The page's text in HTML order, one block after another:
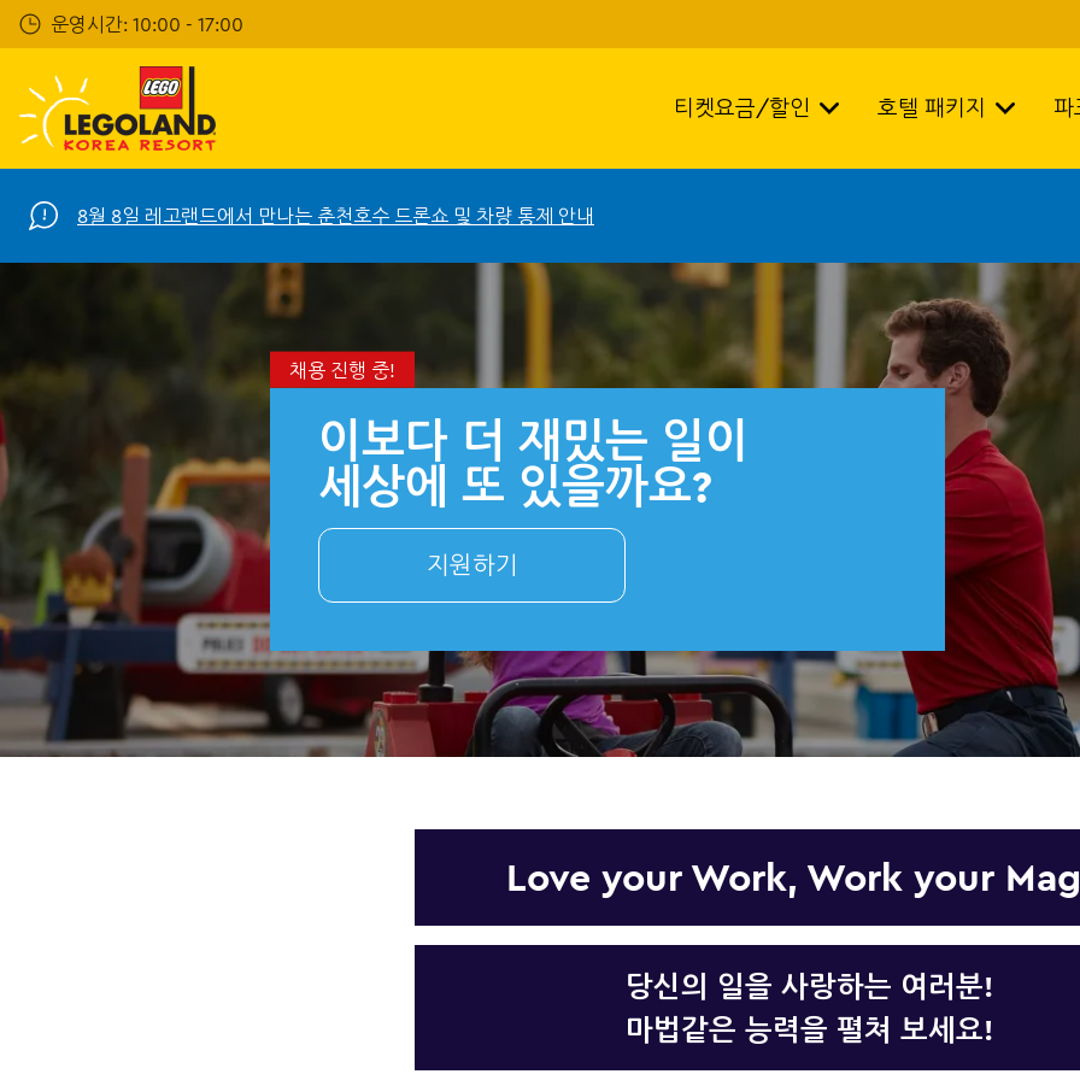
Skip
to
content
운영시간: 10:00 - 17:00
티켓요금/할인 호텔 패키지
8월 8일 레고랜드에서 만나는 춘천호수 드론쇼 및 차량 통제 안내
채용 진행 중!
이보다 더 재밌는 일이
세상에 또 있을까요?
지원하기
Love your Work, Work your
당신의 일을 사랑하는 여러분!
마법같은 능력을 펼쳐 보세요!